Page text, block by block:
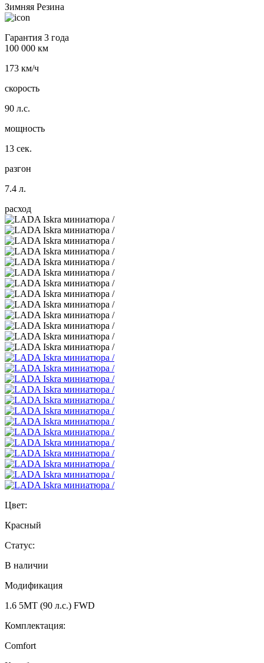
Зимняя Резина
Гарантия 3 года
100 000 км
173 км/ч
скорость
90 л.с.
мощность
13 сек.
разгон
7.4 л.
расход
Цвет:
Красный
Статус:
В наличии
Модификация
1.6 5МТ (90 л.с.) FWD
Комплектация:
Comfort